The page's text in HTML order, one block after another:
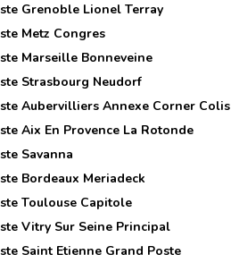
Grenoble Lionel Terray
Metz Congres
Marseille Bonneveine
Strasbourg Neudorf
Aubervilliers Annexe Corner Colis
Aix En Provence La Rotonde
Savanna
Bordeaux Meriadeck
Toulouse Capitole
Vitry Sur Seine Principal
Saint Etienne Grand Poste